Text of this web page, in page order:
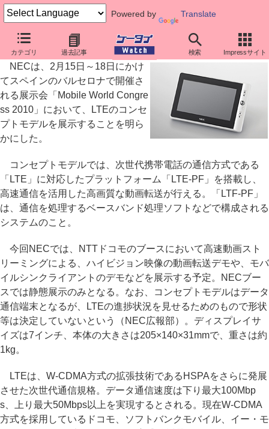
Powered by Translate
カテゴリ 過去記事 検索 Impressサイト
NEC、LTEのコンセプトモデルをスペインで展示
NECは、2月15日～18日にかけ
てスペインのバルセロナで開催さ
れる展示会「Mobile World Congre
ss 2010」において、LTEのコンセ
プトモデルを展示することを明ら
かにした。
コンセプトモデルでは、次世代携帯電話の通信方式である
「LTE」に対応したプラットフォーム「LTE-PF」を搭載し、
高速通信を活用した高画質な動画転送が行える。「LTF-PF」
は、通信を処理するベースバンド処理ソフトなどで構成される
システムのこと。
今回NECでは、NTTドコモのブースにおいて高速動画スト
リーミングによる、ハイビジョン映像の動画転送デモや、モバ
イルシンクライアントのデモなどを展示する予定。NECブー
スでは静態展示のみとなる。なお、コンセプトモデルはデータ
通信端末となるが、LTEの進捗状況を見せるためのもので形状
等は決定していないという（NEC広報部）。ディスプレイサ
イズは7インチ、本体の大きさは205×140×31mmで、重さは約
1kg。
LTEは、W-CDMA方式の拡張技術であるHSPAをさらに発展
させた次世代通信規格。データ通信速度は下り最大100Mbp
s、上り最大50Mbps以上を実現するとされる。現在W-CDMA
方式を採用しているドコモ、ソフトバンクモバイル、イー・モ